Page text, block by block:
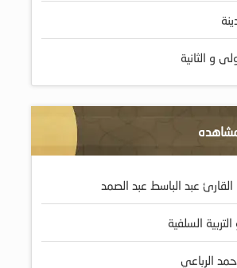
و الثانية
عبد الباسط عبد الصمد
السلفية
الرباعي